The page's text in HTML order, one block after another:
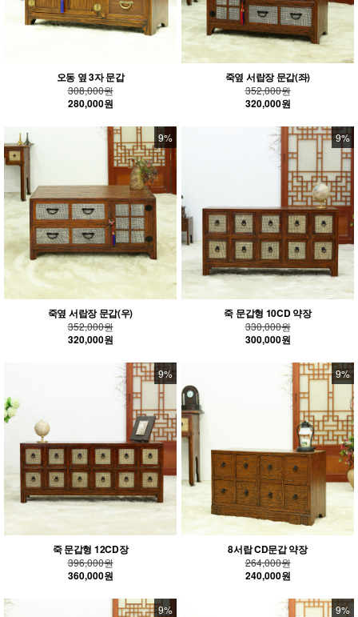
오동 옆 3자 문갑
308,000원
280,000원
죽옆 서랍장 문갑(좌)
352,000원
320,000원
9%
죽옆 서랍장 문갑(우)
352,000원
320,000원
9%
죽 문갑형 10CD 약장
330,000원
300,000원
9%
죽 문갑형 12CD장
396,000원
360,000원
9%
8서랍 CD문갑 약장
264,000원
240,000원
9% 9%